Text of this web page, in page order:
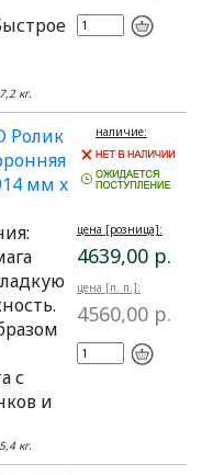
7,2 кг.
Ролик
мм x
с
и
5,4 кг.
наличие:
цена [розница]:
4639,00 р.
цена [п. п.]:
4560,00 р.